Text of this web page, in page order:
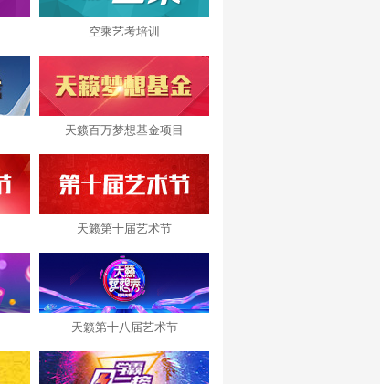
空乘艺考培训
天籁百万梦想基金项目
天籁第十届艺术节
天籁第十八届艺术节